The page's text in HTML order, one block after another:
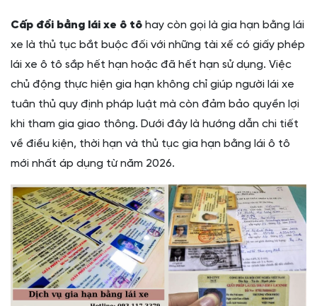
Cấp đổi bằng lái xe ô tô hay còn gọi là gia hạn bằng lái
xe là thủ tục bắt buộc đối với những tài xế có giấy phép
lái xe ô tô sắp hết hạn hoặc đã hết hạn sử dụng. Việc
chủ động thực hiện gia hạn không chỉ giúp người lái xe
tuân thủ quy định pháp luật mà còn đảm bảo quyền lợi
khi tham gia giao thông. Dưới đây là hướng dẫn chi tiết
về điều kiện, thời hạn và thủ tục gia hạn bằng lái ô tô
mới nhất áp dụng từ năm 2026.